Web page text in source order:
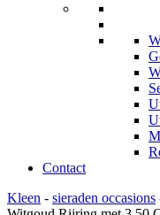
Contact
Kleen - sieraden occasions